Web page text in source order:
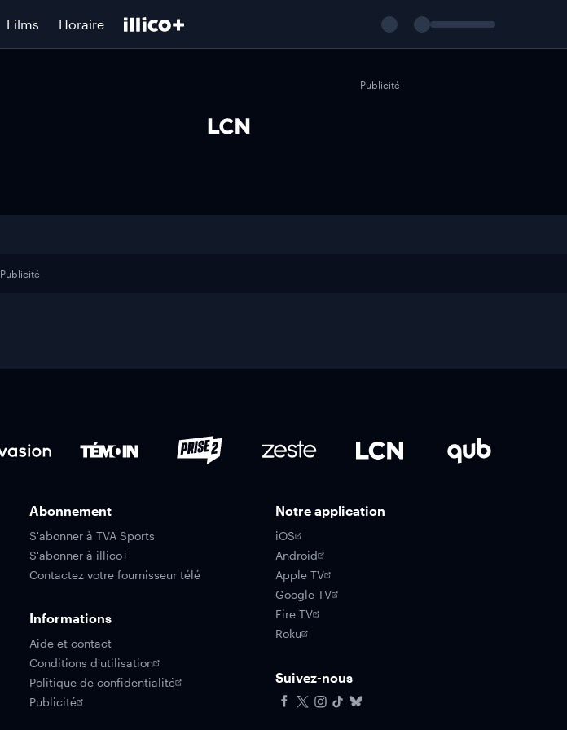
Films Horaire
Publicité
Publicité
Abonnement
S'abonner à TVA Sports
S'abonner à illico+
Contactez votre fournisseur télé
Informations
Aide et contact
Conditions d'utilisation
Politique de confidentialité
Publicité
Notre application
iOS
Android
Apple TV
Google TV
Fire TV
Roku
Suivez-nous